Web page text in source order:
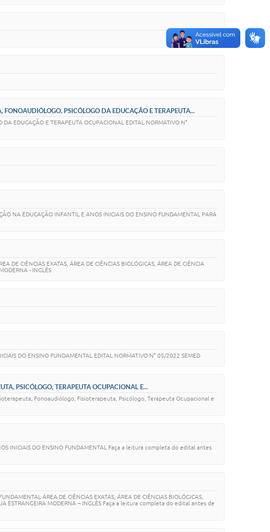
PSICÓLOGO DA EDUCAÇÃO E TERAPEUTA...
DA EDUCAÇÃO E TERAPEUTA OCUPACIONAL EDITAL NORMATIVO N°
NA EDUCAÇÃO INFANTIL E ANOS INICIAIS DO ENSINO FUNDAMENTAL PARA
DE CIÊNCIAS EXATAS, ÁREA DE CIÊNCIAS BIOLÓGICAS, ÁREA DE CIÊNCIA
- INGLÊS
DO ENSINO FUNDAMENTAL EDITAL NORMATIVO N° 05/2022 SEMED
PSICÓLOGO, TERAPEUTA OCUPACIONAL E...
Fonoaudiólogo, Fisioterapeuta, Psicólogo, Terapeuta Ocupacional e
INICIAIS DO ENSINO FUNDAMENTAL Faça a leitura completa do edital antes
ÁREA DE CIÊNCIAS EXATAS, ÁREA DE CIÊNCIAS BIOLÓGICAS,
ESTRANGEIRA MODERNA – INGLÊS Faça a leitura completa do edital antes de